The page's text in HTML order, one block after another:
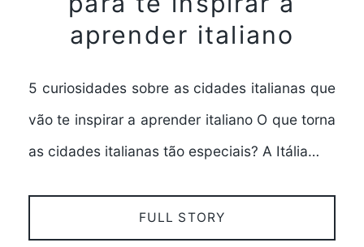
aprender italiano
5 curiosidades sobre as cidades italianas que
vão te inspirar a aprender italiano O que torna
as cidades italianas tão especiais? A Itália…
FULL STORY